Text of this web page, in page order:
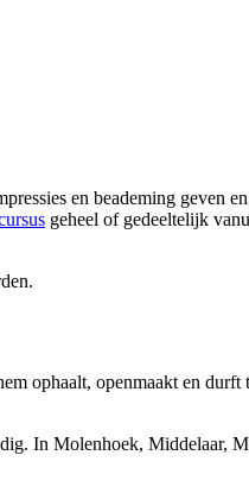
en beademing geven
geheel of gedeeltelijk
ophaalt, openmaakt en durft
In Molenhoek, Middelaar,